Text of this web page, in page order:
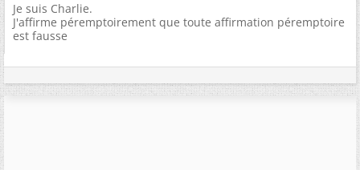
Je suis Charlie.
J'affirme péremptoirement que toute affirmation péremptoire
est fausse